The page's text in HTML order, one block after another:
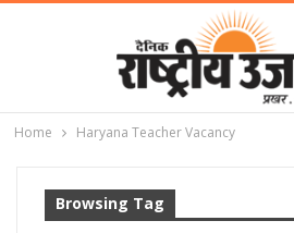
Home Haryana Teacher Vacancy
Browsing Tag